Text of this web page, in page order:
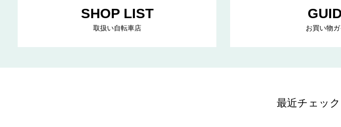
SHOP LIST
取扱い自転車店 お買い物ガ
最近チェッ